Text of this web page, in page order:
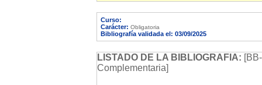
Curso:
Carácter: Obligatoria
Bibliografía validada el: 03/09/2025
LISTADO DE LA BIBLIOGRAFIA:
Complementaria]